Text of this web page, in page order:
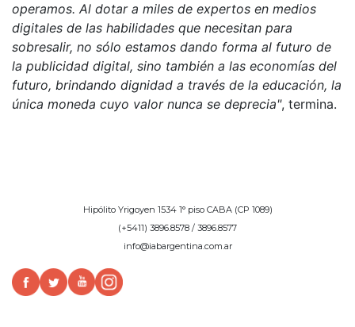
operamos. Al dotar a miles de expertos en medios
digitales de las habilidades que necesitan para
sobresalir, no sólo estamos dando forma al futuro de
la publicidad digital, sino también a las economías del
futuro, brindando dignidad a través de la educación, la
única moneda cuyo valor nunca se deprecia", termina.
Hipólito Yrigoyen 1534 1° piso CABA (CP 1089)
(+5411) 3896.8578 / 3896.8577
info@iabargentina.com.ar